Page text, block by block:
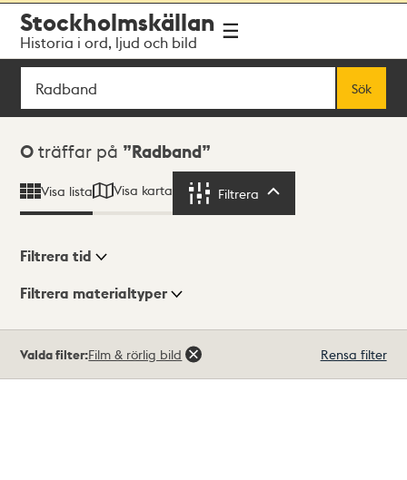
navigationen
huvudinnehållet
Stockholmskällan
Historia i ord, ljud och bild
Sök
Sök
Sökresultat
0 träffar på Radband
Visa lista Visa karta Filtrera
Visningsläge
Filtrera tid
Filtrera materialtyper
träffar
Valda filter:Film & rörlig bild Rensa filter